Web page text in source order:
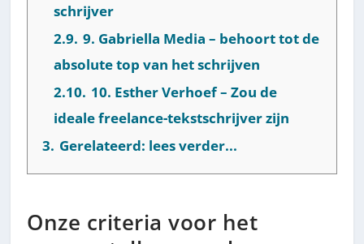
schrijver
2.9. 9. Gabriella Media – behoort tot de
absolute top van het schrijven
2.10. 10. Esther Verhoef – Zou de
ideale freelance-tekstschrijver zijn
3. Gerelateerd: lees verder...
Onze criteria voor het